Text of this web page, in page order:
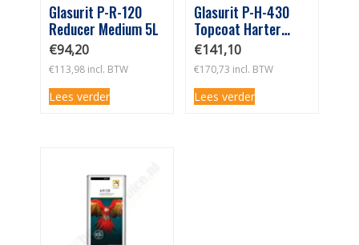
Glasurit P-R-120
Reducer Medium 5L
€94,20
€113,98 incl. BTW
Lees verder
Glasurit P-H-430
Topcoat Harter
Medium 2,5L
€141,10
€170,73 incl. BTW
Lees verder